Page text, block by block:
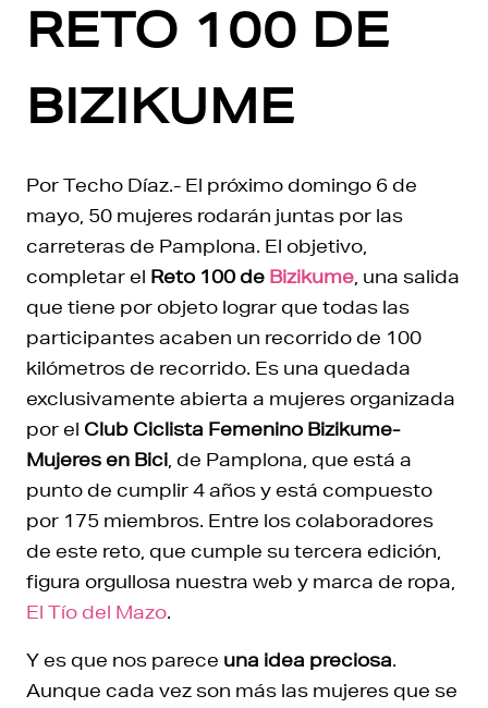
RETO 100 DE
BIZIKUME
Por Techo Díaz.- El próximo domingo 6 de
mayo, 50 mujeres rodarán juntas por las
carreteras de Pamplona. El objetivo,
completar el Reto 100 de Bizikume , una salida
que tiene por objeto lograr que todas las
participantes acaben un recorrido de 100
kilómetros de recorrido. Es una quedada
exclusivamente abierta a mujeres organizada
por el Club Ciclista Femenino Bizikume-
Mujeres en Bici , de Pamplona, que está a
punto de cumplir 4 años y está compuesto
por 175 miembros. Entre los colaboradores
de este reto, que cumple su tercera edición,
figura orgullosa nuestra web y marca de ropa,
El Tío del Mazo.
Y es que nos parece una idea preciosa.
Aunque cada vez son más las mujeres que se